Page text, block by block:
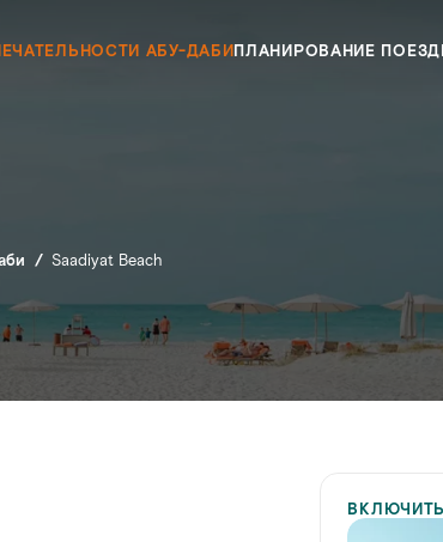
АБУ-ДАБИПЛАНИРОВАНИЕ
/ Saadiyat Beach